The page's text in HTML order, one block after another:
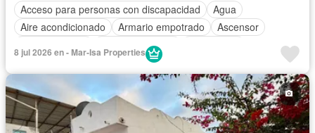
Acceso para personas con discapacidad
Agua
Aire acondicionado
Armario empotrado
Ascensor
Cocina equipada
Estacionamiento
Gimnasio
Garita de guardianía
Piscina Conserje
Sauna
Seguridad
Terraza Vista panorámica
Wifi
Completamente amoblado
8 jul 2026 en - Mar-Isa Properties